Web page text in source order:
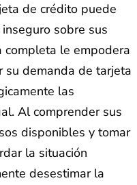
de crédito puede
sobre sus
completa le empodera
su demanda de tarjeta
las
Al comprender sus
disponibles y tomar
la situación
desestimar la